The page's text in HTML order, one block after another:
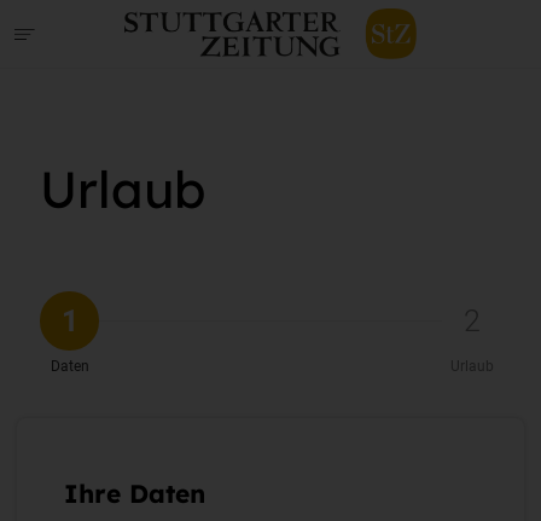
Urlaub
1
Daten
2
Urlaub
Ihre Daten